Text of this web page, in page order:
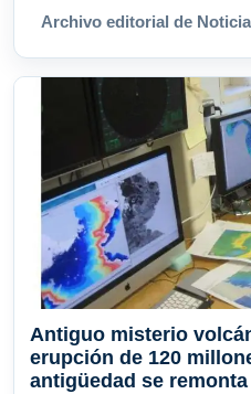
Archivo editorial de
Antiguo misterio
erupción de 120
antigüedad se